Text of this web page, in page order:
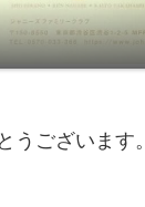
うございます。